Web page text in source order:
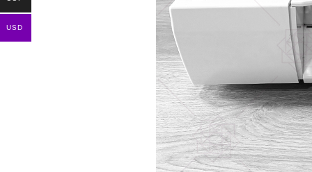
USD